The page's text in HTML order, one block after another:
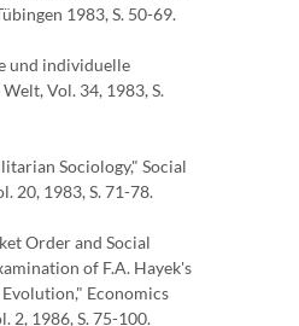
1983, S. 50-69.
und individuelle
Vol. 34, 1983, S.
Sociology," Social
20, 1983, S. 71-78.
Order and Social
of F.A. Hayek's
Economics
2, 1986, S. 75-100.